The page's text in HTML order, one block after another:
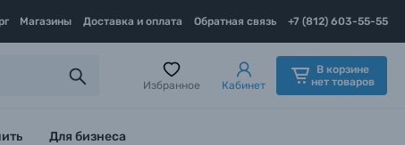
Магазины Доставка и оплата Обратная связь +7 (812) 603-55-55
Избранное Кабинет
В корзине
нет товаров
Для бизнеса